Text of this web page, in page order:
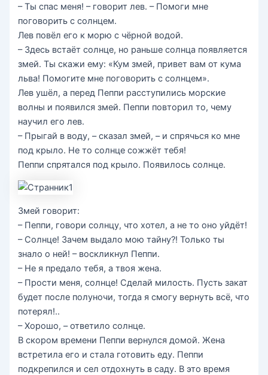
– Ты спас меня! – говорит лев. – Помоги мне
поговорить с солнцем.
Лев повёл его к морю с чёрной водой.
– Здесь встаёт солнце, но раньше солнца появляется
змей. Ты скажи ему: «Кум змей, привет вам от кума
льва! Помогите мне поговорить с солнцем».
Лев ушёл, а перед Пеппи расступились морские
волны и появился змей. Пеппи повторил то, чему
научил его лев.
– Прыгай в воду, – сказал змей, – и спрячься ко мне
под крыло. Не то солнце сожжёт тебя!
Пеппи спрятался под крыло. Появилось солнце.
Змей говорит:
– Пеппи, говори солнцу, что хотел, а не то оно уйдёт!
– Солнце! Зачем выдало мою тайну?! Только ты
знало о ней! – воскликнул Пеппи.
– Не я предало тебя, а твоя жена.
– Прости меня, солнце! Сделай милость. Пусть закат
будет после полуночи, тогда я смогу вернуть всё, что
потерял!..
– Хорошо, – ответило солнце.
В скором времени Пеппи вернулся домой. Жена
встретила его и стала готовить еду. Пеппи
подкрепился и сел отдохнуть в саду. В это время